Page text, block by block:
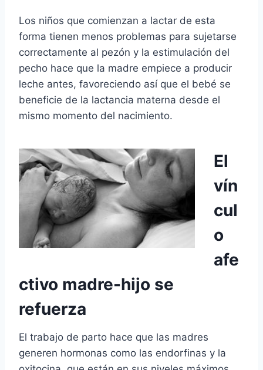
Los niños que comienzan a lactar de esta
forma tienen menos problemas para sujetarse
correctamente al pezón y la estimulación del
pecho hace que la madre empiece a producir
leche antes, favoreciendo así que el bebé se
beneficie de la lactancia materna desde el
mismo momento del nacimiento.
El
vín
cul
o
afe
ctivo madre-hijo se
refuerza
El trabajo de parto hace que las madres
generen hormonas como las endorfinas y la